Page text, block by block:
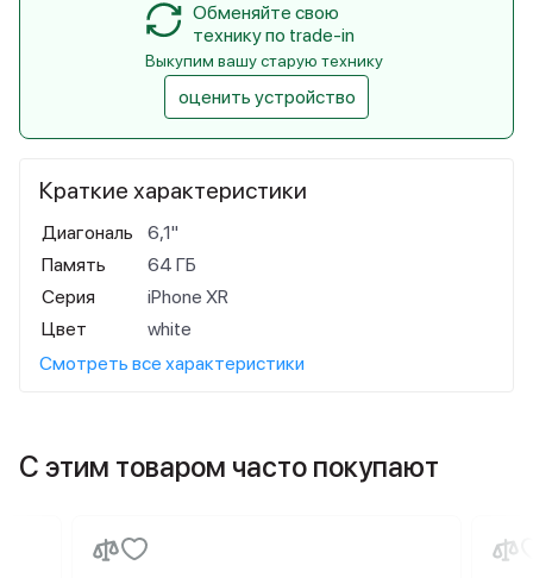
Краткие характеристики
Диагональ
6,1"
Память
64 ГБ
Серия
iPhone XR
Цвет
white
Смотреть все характеристики
Обменяйте свою
технику по trade-in
Выкупим вашу старую технику
оценить устройство
С этим товаром часто покупают